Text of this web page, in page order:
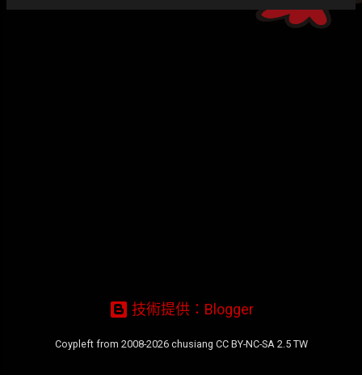
章
技術提供：Blogger
Coypleft from 2008-2026 chusiang CC BY-NC-SA 2.5 TW